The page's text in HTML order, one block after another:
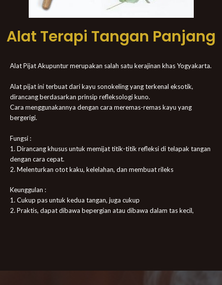
Alat Terapi Tangan Panjang
Alat Pijat Akupuntur merupakan salah satu kerajinan khas Yogyakarta.
Alat pijat ini terbuat dari kayu sonokeling yang terkenal eksotik,
dirancang berdasarkan prinsip refleksologi kuno.
Cara menggunakannya dengan cara meremas-remas kayu yang
bergerigi.
Fungsi :
1. Dirancang khusus untuk memijat titik-titik refleksi di telapak tangan
dengan cara cepat.
2. Melenturkan otot kaku, kelelahan, dan membuat rileks
Keunggulan :
1. Cukup pas untuk kedua tangan, juga cukup
2. Praktis, dapat dibawa bepergian atau dibawa dalam tas kecil,